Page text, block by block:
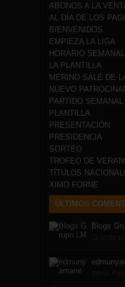
ABONOS A LA
AL DÍA DE LOS
BIENVENIDOS
EMPIEZA LA LIGA
HORARIO SEMANAL
LA PLANTILLA
MERINO SALE DE
NUEVO
PARTIDO SEMANAL
PLANTILLA
PRESENTACIÓN
PRESIDENCIA
SORTEO
TROFEO DE
TÍTULOS
XIMO FORNE
ÚLTIMOS
Blogs